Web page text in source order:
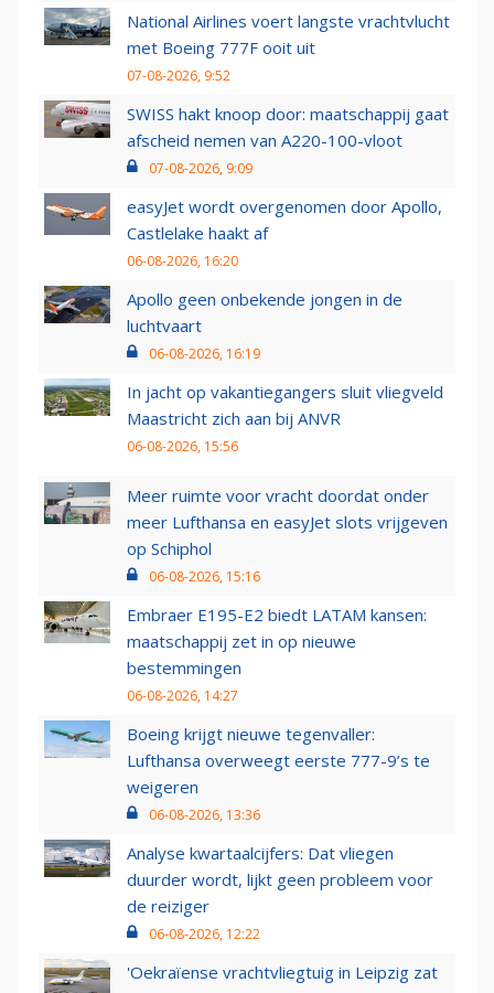
National Airlines voert langste vrachtvlucht
met Boeing 777F ooit uit
07-08-2026, 9:52
SWISS hakt knoop door: maatschappij gaat
afscheid nemen van A220-100-vloot
07-08-2026, 9:09
easyJet wordt overgenomen door Apollo,
Castlelake haakt af
06-08-2026, 16:20
Apollo geen onbekende jongen in de
luchtvaart
06-08-2026, 16:19
In jacht op vakantiegangers sluit vliegveld
Maastricht zich aan bij ANVR
06-08-2026, 15:56
Meer ruimte voor vracht doordat onder
meer Lufthansa en easyJet slots vrijgeven
op Schiphol
06-08-2026, 15:16
Embraer E195-E2 biedt LATAM kansen:
maatschappij zet in op nieuwe
bestemmingen
06-08-2026, 14:27
Boeing krijgt nieuwe tegenvaller:
Lufthansa overweegt eerste 777-9’s te
weigeren
06-08-2026, 13:36
Analyse kwartaalcijfers: Dat vliegen
duurder wordt, lijkt geen probleem voor
de reiziger
06-08-2026, 12:22
'Oekraïense vrachtvliegtuig in Leipzig zat